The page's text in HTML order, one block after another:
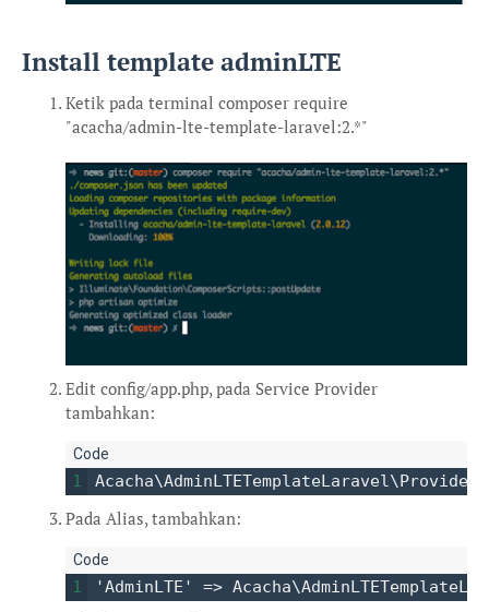
Install template adminLTE
Ketik pada terminal composer require
"acacha/admin-lte-template-laravel:2.*"
Edit config/app.php, pada Service Provider
tambahkan:
1
Pada Alias, tambahkan:
1 'AdminLTE' =>